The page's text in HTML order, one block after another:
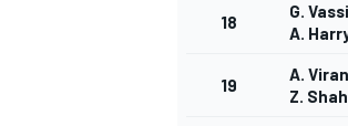
18
G.
A.
19
A.
Z. Shah